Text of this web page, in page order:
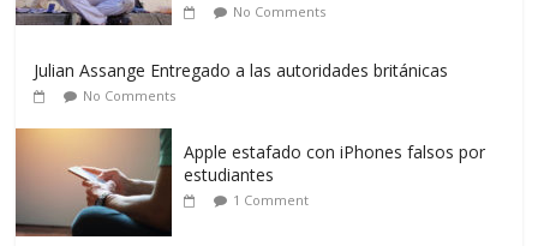
No Comments
Julian Assange Entregado a las autoridades británicas
No Comments
Apple estafado con iPhones falsos por
estudiantes
1 Comment